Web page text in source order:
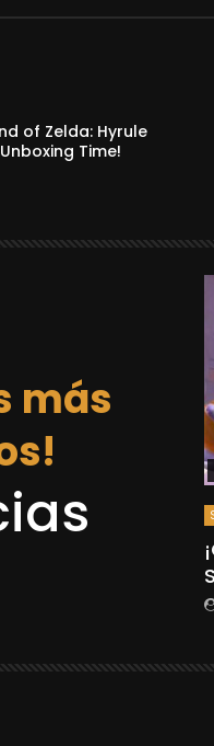
of Zelda: Hyrule
Time!
más